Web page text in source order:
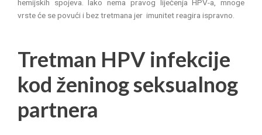
hemijskih spojeva. Iako nema pravog liječenja HPV-a, mnoge
vrste će se povući i bez tretmana jer imunitet reagira ispravno.
Tretman HPV infekcije
kod ženinog seksualnog
partnera